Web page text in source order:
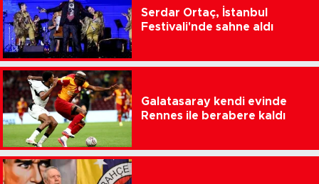
Serdar Ortaç, İstanbul
Festivali'nde sahne aldı
Galatasaray kendi evinde
Rennes ile berabere kaldı